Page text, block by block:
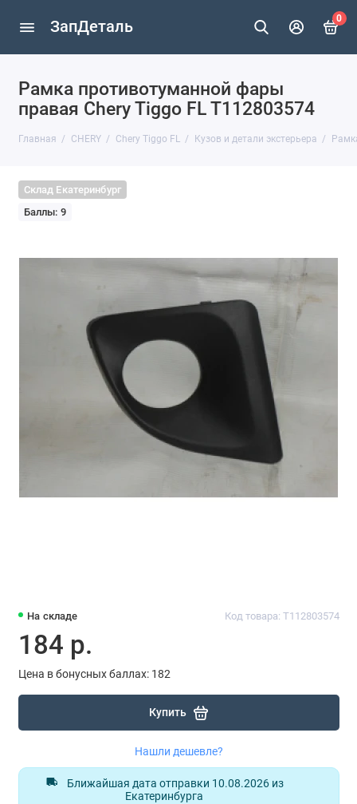
ЗапДеталь 0
Рамка противотуманной фары
правая Chery Tiggo FL T112803574
Главная CHERY Chery Tiggo FL Кузов и детали экстерьера
Склад Екатеринбург
Баллы: 9
На складе Код товара: T112803574
184 р.
Цена в бонусных баллах: 182
Купить
Нашли дешевле?
Ближайшая дата отправки 10.08.2026 из
Екатеринбурга